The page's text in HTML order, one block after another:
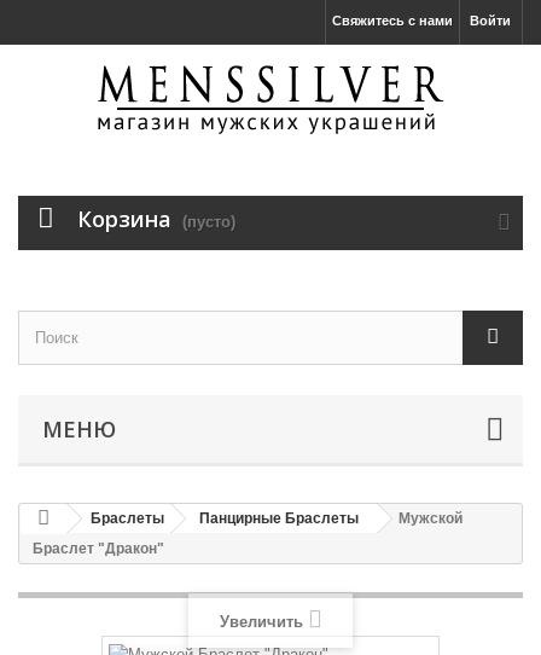
Войти
Свяжитесь с нами
Корзина (пусто)
МЕНЮ
Браслеты Панцирные Браслеты
Мужской
Браслет "Дракон"
Увеличить